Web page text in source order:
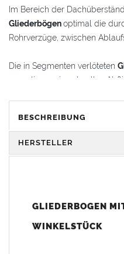
Im Bereich der
Gliederbögenoptimal die
Rohrverzüge, zwischen
Die in Segmenten verlöteten
garantieren ein schnelles
Gliederbogenwird mit
Winkelstück geliefert. Auf
BESCHREIBUNG
HERSTELLER
GLIEDERBOGEN
WINKELSTÜCK